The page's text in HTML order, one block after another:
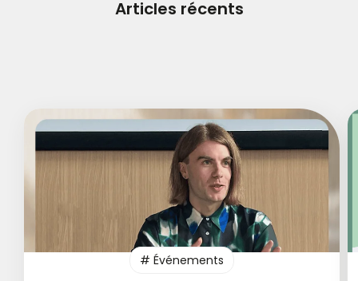
Articles récents
# Événements